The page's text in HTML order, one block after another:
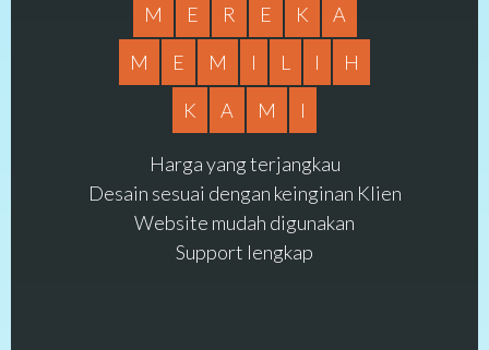
M
E R E K
A
M
E M I L I
H
K
A M I
Harga yang terjangkau
Desain sesuai dengan keinginan Klien
Website mudah digunakan
Support lengkap